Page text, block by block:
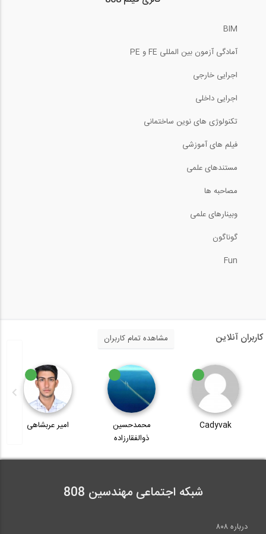
سری بازسازی و نوسازی اصولی ساختمان با...
BIM
آمادگی آزمون بین المللی FE و PE
اجرایی خارجی
اجرایی داخلی
تکنولوژی های نوین ساختمانی
فیلم های آموزشی
مستندهای علمی
مصاحبه ها
وبینارهای علمی
گوناگون
Fun
کاربران آنلاین مشاهده تمام کاربران
Cadyvak
محمدحسین
ذوالفقارزاده
امیر عربشاهی
شبکه اجتماعی مهندسین 808
درباره ۸۰۸